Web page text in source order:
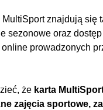
znajdują się
sezonowe oraz dostęp
prowadzonych
że karta
zajęcia sportowe,